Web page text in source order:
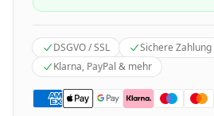
DSGVO / SSL
Sichere Zahlung
Klarna, PayPal & mehr